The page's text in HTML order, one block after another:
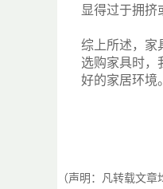
显得过于拥挤
综上所述，家
选购家具时，
好的家居环境。
（声明：凡转载文